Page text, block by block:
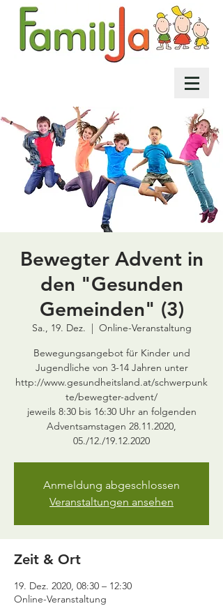
Bewegter Advent in
den "Gesunden
Gemeinden" (3)
Sa., 19. Dez.
  |
Online-Veranstaltung
Bewegungsangebot für Kinder und
Jugendliche von 3-14 Jahren unter
http://www.gesundheitsland.at/schwerpunk
te/bewegter-advent/
jeweils 8:30 bis 16:30 Uhr an folgenden
Adventsamstagen 28.11.2020,
05./12./19.12.2020
Anmeldung abgeschlossen
Veranstaltungen ansehen
Zeit & Ort
19. Dez. 2020, 08:30 – 12:30
Online-Veranstaltung